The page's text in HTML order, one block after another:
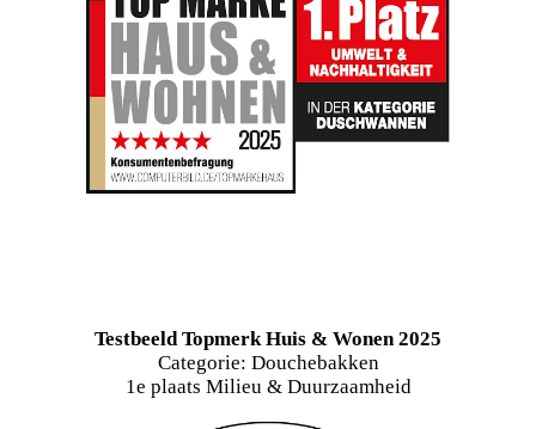
Categorie: Douchebakken
1e plaats Milieu & Duurzaamheid